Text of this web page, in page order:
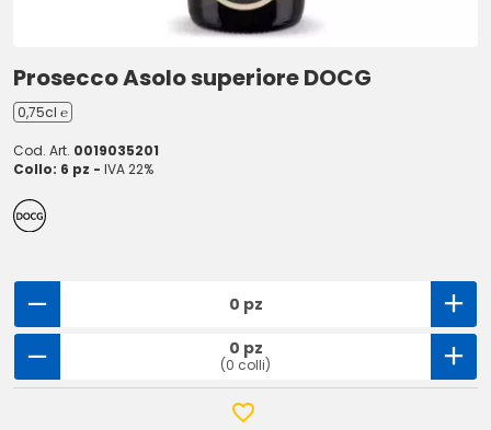
Prosecco Asolo superiore DOCG
0,75cl ℮
Cod. Art. 0019035201
Collo: 6 pz - IVA 22%
0 pz
0 pz
(0 colli)